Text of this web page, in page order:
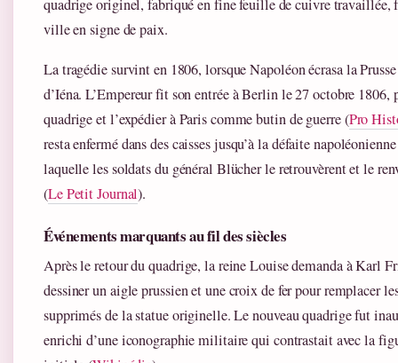
quadrige originel, fabriqué en fine feuille de cuivre travaillée,
ville en signe de paix.
La tragédie survint en 1806, lorsque Napoléon écrasa la
d’Iéna. L’Empereur fit son entrée à Berlin le 27 octobre
quadrige et l’expédier à Paris comme butin de guerre (Pro
resta enfermé dans des caisses jusqu’à la défaite
laquelle les soldats du général Blücher le retrouvèrent et le
(Le Petit Journal).
Événements marquants au fil des siècles
Après le retour du quadrige, la reine Louise demanda à Karl
dessiner un aigle prussien et une croix de fer pour remplacer
supprimés de la statue originelle. Le nouveau quadrige fut
enrichi d’une iconographie militaire qui contrastait avec la